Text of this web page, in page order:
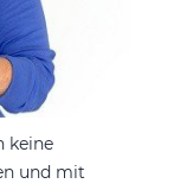
keine
und mit